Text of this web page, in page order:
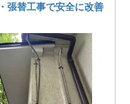
張替工事で安全に改善